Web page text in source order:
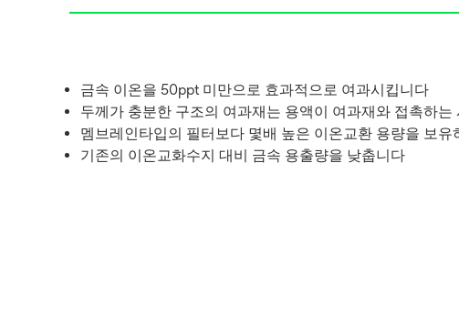
금속 이온을 50ppt 미만으로 효과적으로 여과시킵니다
두께가 충분한 구조의 여과재는 용액이 여과재와 접촉하는
멤브레인타입의 필터보다 몇배 높은 이온교환 용량을 보
기존의 이온교화수지 대비 금속 용출량을 낮춥니다